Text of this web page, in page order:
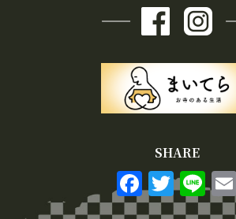
SHARE
F
a
T
w
Li
n